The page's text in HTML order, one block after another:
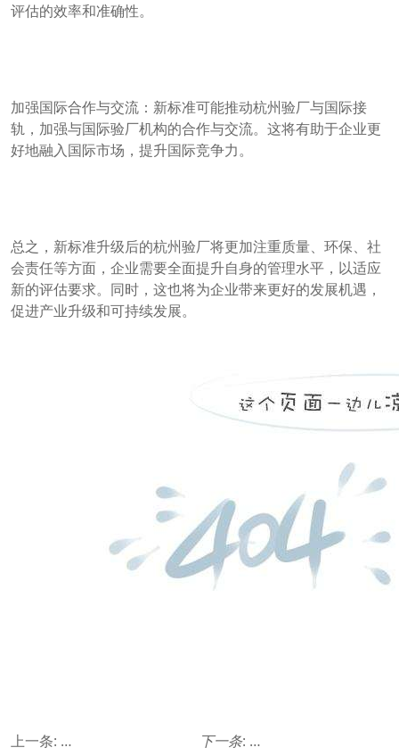
评估的效率和准确性。
加强国际合作与交流：新标准可能推动杭州验厂与国际接
轨，加强与国际验厂机构的合作与交流。这将有助于企业更
好地融入国际市场，提升国际竞争力。
总之，新标准升级后的杭州验厂将更加注重质量、环保、社
会责任等方面，企业需要全面提升自身的管理水平，以适应
新的评估要求。同时，这也将为企业带来更好的发展机遇，
促进产业升级和可持续发展。
上一条:
哪些企业通常需要验厂辅导服务？
下一条: costco验厂的流程和